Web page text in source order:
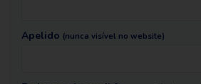
Apelido (nunca visível no website)